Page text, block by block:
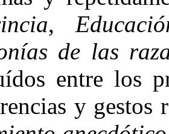
,
de las
entre los
y gestos